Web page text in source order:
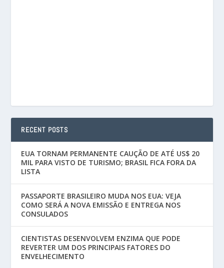
RECENT POSTS
EUA TORNAM PERMANENTE CAUÇÃO DE ATÉ US$ 20
MIL PARA VISTO DE TURISMO; BRASIL FICA FORA DA
LISTA
PASSAPORTE BRASILEIRO MUDA NOS EUA: VEJA
COMO SERÁ A NOVA EMISSÃO E ENTREGA NOS
CONSULADOS
CIENTISTAS DESENVOLVEM ENZIMA QUE PODE
REVERTER UM DOS PRINCIPAIS FATORES DO
ENVELHECIMENTO